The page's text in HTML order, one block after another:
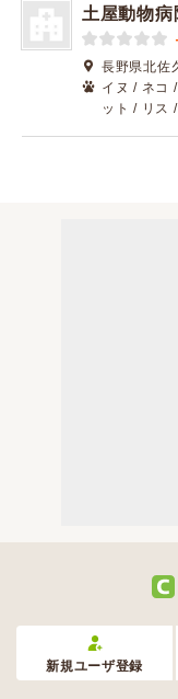
土屋動物病
長野県北佐
イヌ / ネコ
ット / リス
新規ユーザ登録